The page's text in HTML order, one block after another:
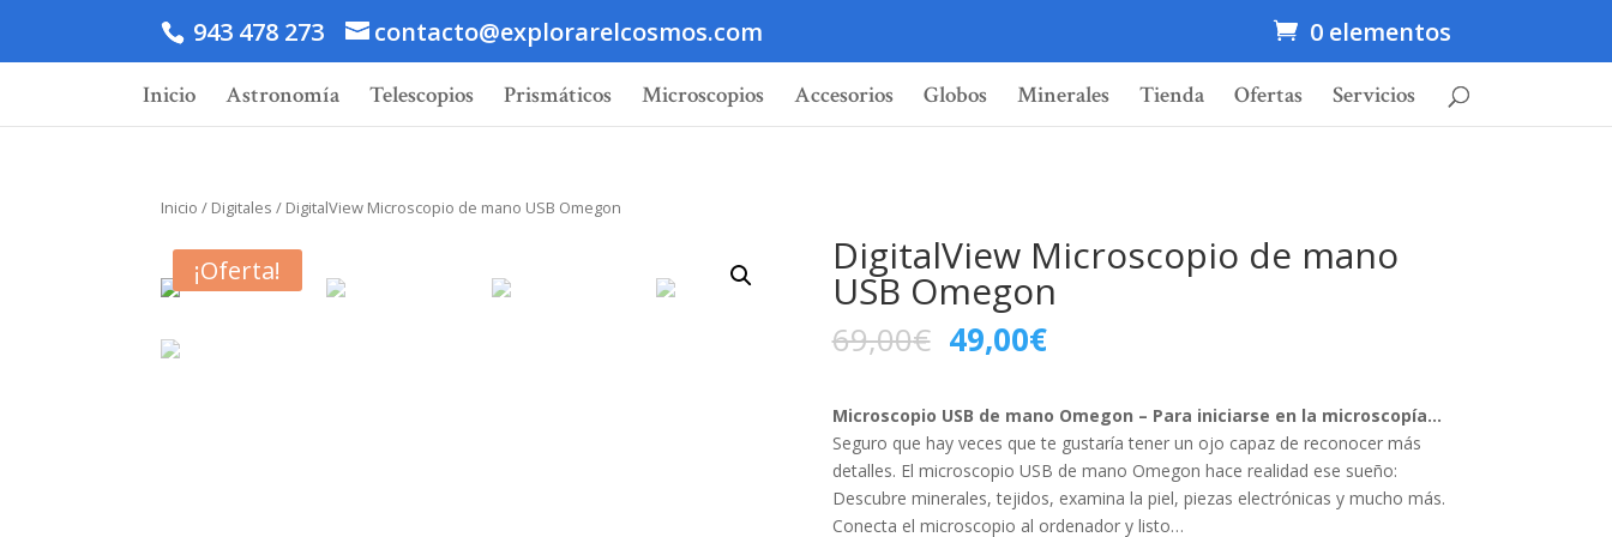
943 478 273 contacto@explorarelcosmos.com 0 elementos
Inicio Astronomía Telescopios Prismáticos Microscopios Accesorios Globos Minerales Tienda Ofertas Servicios
Inicio / Digitales / DigitalView Microscopio de mano USB Omegon
¡Oferta! DigitalView Microscopio de mano
USB Omegon
69,00€ 49,00€
Microscopio USB de mano Omegon – Para iniciarse en la microscopía…
Seguro que hay veces que te gustaría tener un ojo capaz de reconocer más
detalles. El microscopio USB de mano Omegon hace realidad ese sueño:
Descubre minerales, tejidos, examina la piel, piezas electrónicas y mucho más.
Conecta el microscopio al ordenador y listo…